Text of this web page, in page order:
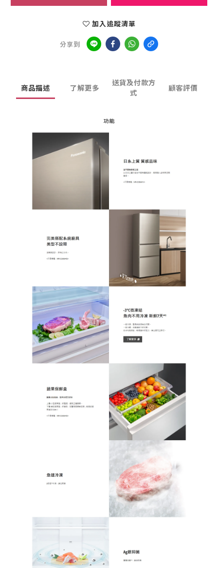
加入追蹤清單
分享到
商品描述 了解更多
送貨及付款方
式
顧客評價